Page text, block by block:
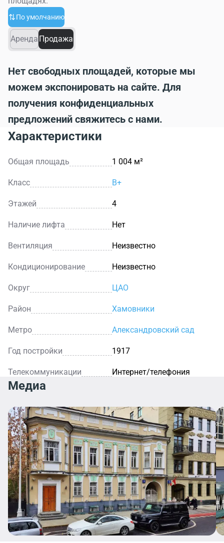
По умолчанию
Аренда Продажа
Нет свободных площадей, которые мы
можем экспонировать на сайте. Для
получения конфиденциальных
предложений свяжитесь с нами.
Характеристики
Общая площадь 1 004 м²
Класс B+
Этажей 4
Наличие лифта Нет
Вентиляция Неизвестно
Кондиционирование Неизвестно
Округ ЦАО
Район Хамовники
Метро Александровский сад
Год постройки 1917
Телекоммуникации Интернет/телефония
Медиа